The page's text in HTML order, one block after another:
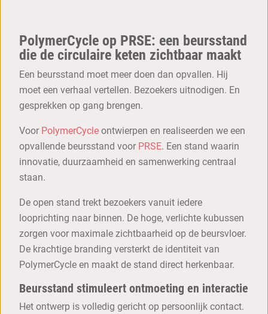
PolymerCycle op PRSE: een beursstand
die de circulaire keten zichtbaar maakt
Een beursstand moet meer doen dan opvallen. Hij
moet een verhaal vertellen. Bezoekers uitnodigen. En
gesprekken op gang brengen.
Voor PolymerCycleontwierpen en realiseerden we een
opvallende beursstand voor PRSE. Een stand waarin
innovatie, duurzaamheid en samenwerking centraal
staan.
De open stand trekt bezoekers vanuit iedere
looprichting naar binnen. De hoge, verlichte kubussen
zorgen voor maximale zichtbaarheid op de beursvloer.
De krachtige branding versterkt de identiteit van
PolymerCycle en maakt de stand direct herkenbaar.
Beursstand stimuleert ontmoeting en interactie
Het ontwerp is volledig gericht op persoonlijk contact.